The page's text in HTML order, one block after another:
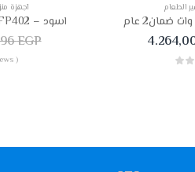
أجهزة
محضر طعام فريش، 1000 وات، FP402 – اسود
EGP
)
الطعام